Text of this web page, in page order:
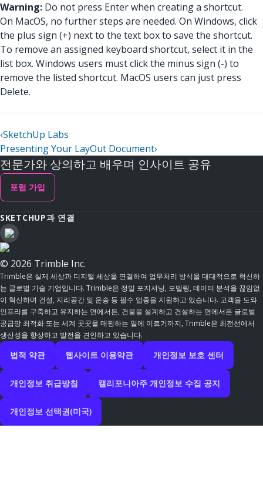
Warning: Do not press Enter when creating a shortcut.
On MacOS, no further steps are needed. On Windows, click
the plus sign (+) next to the text box to save the shortcut.
To remove an assigned keyboard shortcut, select it in the
list box. Windows users must click the minus sign (-) to
remove the listed shortcut. MacOS users can just press
Delete.
‹SketchUp Labs
Presenting Your LayOut Document›
전문가와 상의하고 배우며 인사이트 공유
포럼 가입
SKETCHUP과 연결
© 2026 Trimble Inc.
Trimble은 실제 세상과 디지털 세상을 연결하여 업무처리 방식을 대대적으로 혁신하
는 글로벌 기술 기업입니다. Trimble은 정밀 포지셔닝, 모델링, 데이터 분석을 끊임없
이 혁신하며 건설, 지리공간 및 운송 등 필수 업종을 지원하고 있습니다. 고객을 도와
인프라를 구축하고 유지하는 면에서든, 건물을 설계하고 건설하는 면에서든 글로벌
공급망 최적화 또는 세계 곳곳을 매핑하는 일에 이르기까지, Trimble은 최전선에서
생산성을 향상하고 발전을 견인하고 있습니다.
법적 약관 웹사이트 이용약관 개인정보 보호 센터
개인정보 취급방침 캘리포니아주 개인정보 수집 공지
개인정보 선택권(미국)